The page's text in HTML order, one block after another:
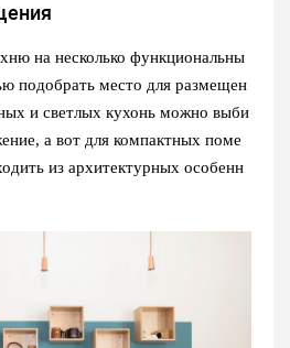
на несколько функциональны
подобрать место для размещен
и светлых кухонь можно выби
а вот для компактных поме
из архитектурных особенн